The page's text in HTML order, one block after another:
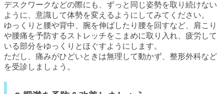
デスクワークなどの際にも、ずっと同じ姿勢を取り続けない
ように、意識して体勢を変えるようにしてみてください。
ゆっくりと腰や背中、腕を伸ばしたり腰を回すなど、肩こり
や腰痛を予防するストレッチをこまめに取り入れ、疲労して
いる部分をゆっくりとほぐすようにします。
ただし、痛みがひどいときは無理して動かず、整形外科など
を受診しましょう。